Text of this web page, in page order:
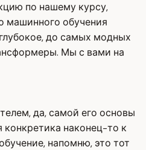
по нашему курсу,
машинного обучения
до самых модных
Мы с вами на
да, самой его основы
конкретика наконец-то к
напомню, это тот